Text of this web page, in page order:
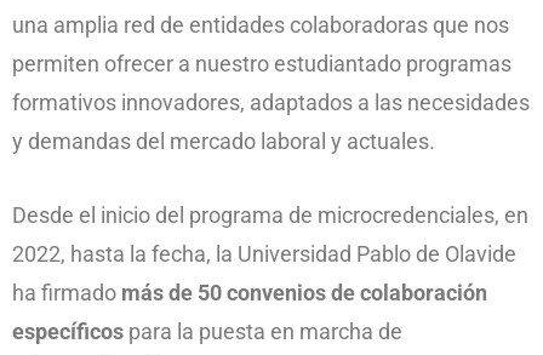
una amplia red de entidades colaboradoras que nos
permiten ofrecer a nuestro estudiantado programas
formativos innovadores, adaptados a las necesidades
y demandas del mercado laboral y actuales.
Desde el inicio del programa de microcredenciales, en
2022, hasta la fecha, la Universidad Pablo de Olavide
ha firmado más de 50 convenios de colaboración
específicos para la puesta en marcha de